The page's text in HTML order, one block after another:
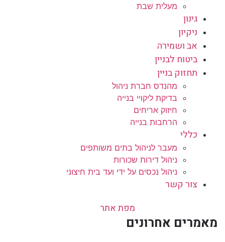
מעלית שבת
גינון
ניקיון
אב ושמירה
ביטוח לבניין
תחזוק בניין
מהנדס חברת ניהול
בדיקת ליקויי בנייה
חיזוק אריחים
הרחבות בנייה
כללי
מעבר לניהול בתים משותפים
ניהול דירות שכורות
ניהול נכסים על ידי ועד בית חיצוני
צור קשר
מפת אתר
מאמרים אחרונים